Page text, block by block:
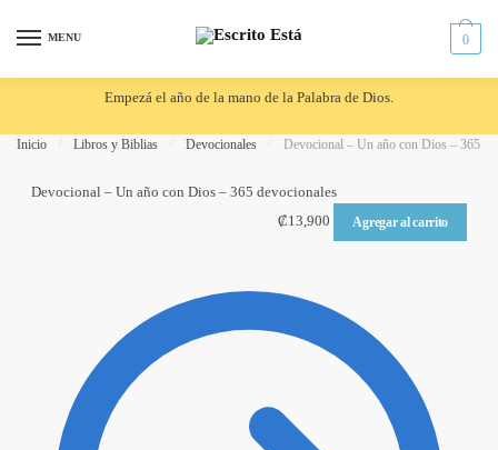
MENU 0
Empezá el año de la mano de la Palabra de Dios.
Inicio Libros y Biblias Devocionales Devocional – Un año con Dios – 365
Devocional – Un año con Dios – 365 devocionales
₡13,900 Agregar al carrito